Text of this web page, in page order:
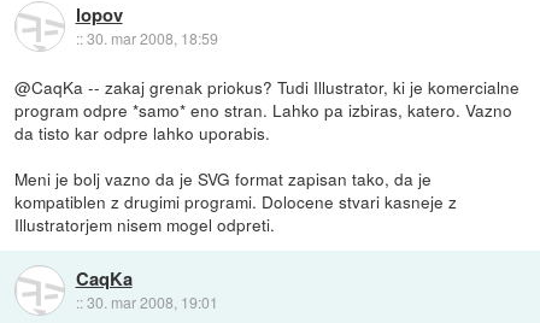
lopov
::30. mar 2008, 18:59
@CaqKa -- zakaj grenak priokus? Tudi Illustrator, ki je komercialne
program odpre *samo* eno stran. Lahko pa izbiras, katero. Vazno
da tisto kar odpre lahko uporabis.
Meni je bolj vazno da je SVG format zapisan tako, da je
kompatiblen z drugimi programi. Dolocene stvari kasneje z
Illustratorjem nisem mogel odpreti.
CaqKa
::30. mar 2008, 19:01